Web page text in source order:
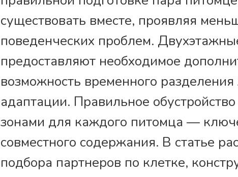
существовать вместе, проявляя
поведенческих проблем.
предоставляют необходимое
возможность временного
адаптации. Правильное
зонами для каждого питомца —
совместного содержания. В статье
подбора партнеров по клетке,